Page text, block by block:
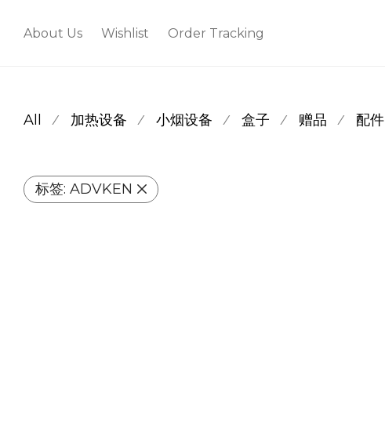
About Us Wishlist Order Tracking
All ⁄ 加热设备 ⁄ 小烟设备 ⁄ 盒子 ⁄ 赠品 ⁄ 配件
标签: ADVKEN